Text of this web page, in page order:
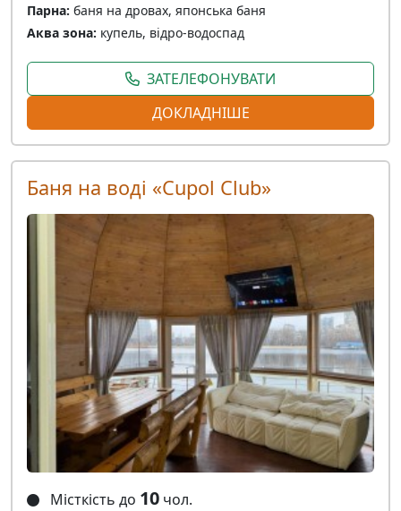
Парна: баня на дровах, японська баня
Аква зона: купель, відро-водоспад
ЗАТЕЛЕФОНУВАТИ
ДОКЛАДНІШЕ
Баня на воді «Cupol Club»
Місткість до 10 чол.